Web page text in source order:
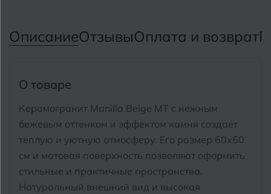
ОписаниеОтзывыОплата и возврат
О товаре
Керамогранит Manilla Beige MT с нежным
бежевым оттенком и эффектом камня создает
теплую и уютную атмосферу. Его размер 60x60
см и матовая поверхность позволяют оформить
стильные и практичные пространства.
Натуральный внешний вид и высокая
Екатеринбург
Иваново
Ижевск
Казань
Кемерово
Тимашевск
Томск
Тула